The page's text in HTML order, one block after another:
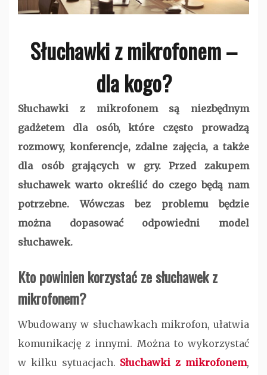
Słuchawki z mikrofonem –
dla kogo?
Słuchawki z mikrofonem są niezbędnym
gadżetem dla osób, które często prowadzą
rozmowy, konferencje, zdalne zajęcia, a także
dla osób grających w gry. Przed zakupem
słuchawek warto określić do czego będą nam
potrzebne. Wówczas bez problemu będzie
można dopasować odpowiedni model
słuchawek.
Kto powinien korzystać ze słuchawek z
mikrofonem?
Wbudowany w słuchawkach mikrofon, ułatwia
komunikację z innymi. Można to wykorzystać
w kilku sytuacjach. Słuchawki z mikrofonem,